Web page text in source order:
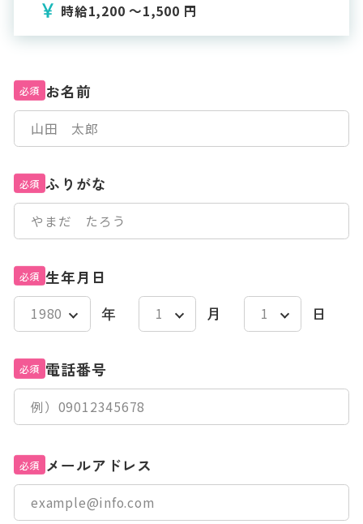
時給1,200 〜1,500 円
必須 お名前
必須 ふりがな
必須 生年月日
年
月 日
必須 電話番号
必須 メールアドレス